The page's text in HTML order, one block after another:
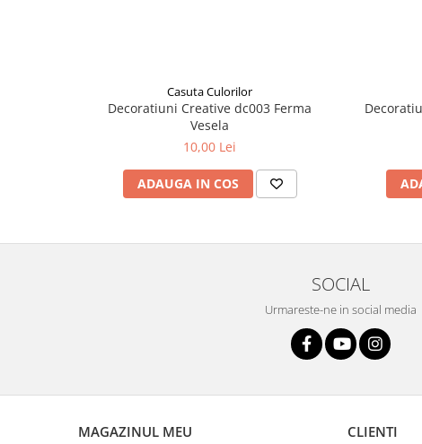
Casuta Culorilor
Decoratiuni Creative dc003 Ferma
Vesela
10,00 Lei
ADAUGA IN COS
SOCIAL
Urmareste-ne in social media
MAGAZINUL MEU CLIENTI